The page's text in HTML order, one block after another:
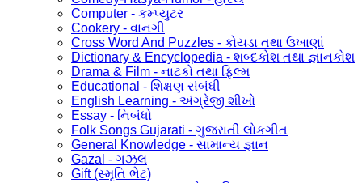
Computer - કમ્પ્યુટર
Cookery - વાનગી
Cross Word And Puzzles - કોયડા તથા ઉખાણાં
Dictionary & Encyclopedia - શબ્દકોશ તથા જ્ઞાનકોશ
Drama & Film - નાટકો તથા ફિલ્મ
Educational - શિક્ષણ સંબંધી
English Learning - અંગ્રેજી શીખો
Essay - નિબંધો
Folk Songs Gujarati - ગુજરાતી લોકગીત
General Knowledge - સામાન્ય જ્ઞાન
Gazal - ગઝલ
Gift (સ્મૃતિ ભેટ)